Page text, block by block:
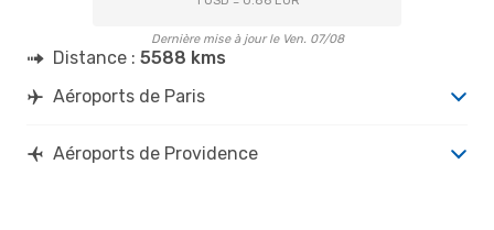
Dernière mise à jour le Ven. 07/08
Distance : 5588 kms
Aéroports de Paris
Aéroports de Providence